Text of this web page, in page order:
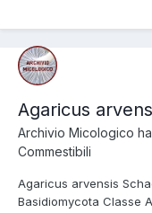
Agaricus
Archivio Micologico
Commestibili
Agaricus arvensis
Basidiomycota Classe